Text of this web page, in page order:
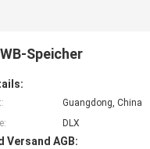
Speicher
Guangdong, China
DLX
Versand AGB: